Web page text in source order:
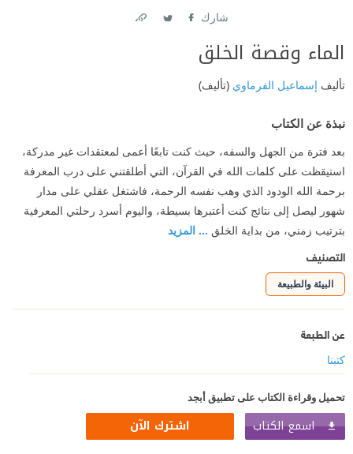
شارك
الماء وقصة الخلق
تأليف إسماعيل الفرماوي (تأليف)
نبذة عن الكتاب
بعد فترة من الجهل والسفه، حيث كنت تابعًا أعمى لمعتقدات غير مدركة،
استيقظت على كلمات الله في القرآن، التي أطلقتني على درب المعرفة
برحمة الله الودود الذي وهب نفسه الرحمة، فاشتغل عقلي على مدار
شهور ليصل إلى نتائج كنت أعتبرها بسيطة، واليوم أسرد رحلتي المعرفية
بترتيب زمني، من بداية الخلق ... المزيد
التصنيف
البيئة والطبيعة
عن الطبعة
كتبنا
تحميل وقراءة الكتاب على تطبيق أبجد
اسمع الكتاب اشترك الآن